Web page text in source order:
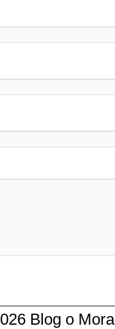
Blog o